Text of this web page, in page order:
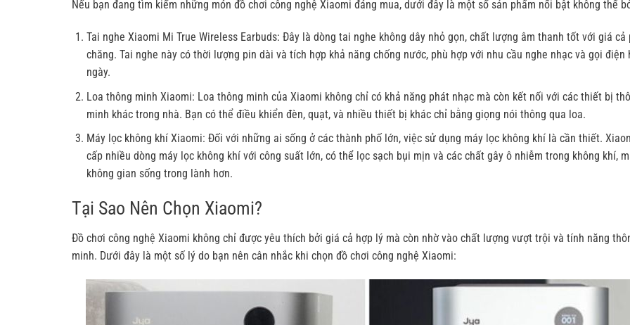
Nếu bạn đang tìm kiếm những món đồ chơi công nghệ Xiaomi đáng mua, dưới đây là một số sản phẩm nổi bật không thể
Tai nghe Xiaomi Mi True Wireless Earbuds: Đây là dòng tai nghe không dây nhỏ gọn, chất lượng âm thanh tốt với giá cả
chăng. Tai nghe này có thời lượng pin dài và tích hợp khả năng chống nước, phù hợp với nhu cầu nghe nhạc và gọi điện
ngày.
Loa thông minh Xiaomi: Loa thông minh của Xiaomi không chỉ có khả năng phát nhạc mà còn kết nối với các thiết bị
minh khác trong nhà. Bạn có thể điều khiển đèn, quạt, và nhiều thiết bị khác chỉ bằng giọng nói thông qua loa.
Máy lọc không khí Xiaomi: Đối với những ai sống ở các thành phố lớn, việc sử dụng máy lọc không khí là cần thiết.
cấp nhiều dòng máy lọc không khí với công suất lớn, có thể lọc sạch bụi mịn và các chất gây ô nhiễm trong không khí,
không gian sống trong lành hơn.
Tại Sao Nên Chọn Xiaomi?
Đồ chơi công nghệ Xiaomi không chỉ được yêu thích bởi giá cả hợp lý mà còn nhờ vào chất lượng vượt trội và tính năng
minh. Dưới đây là một số lý do bạn nên cân nhắc khi chọn đồ chơi công nghệ Xiaomi: